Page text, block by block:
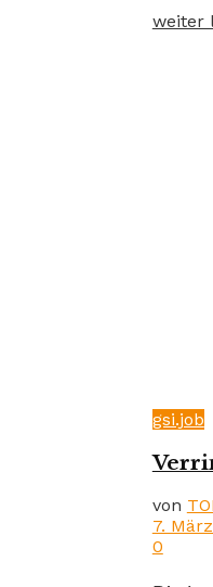
weiter
gsi.job
von
7.
0